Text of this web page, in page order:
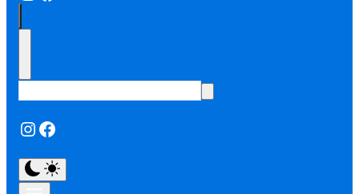
Instagram
Facebook